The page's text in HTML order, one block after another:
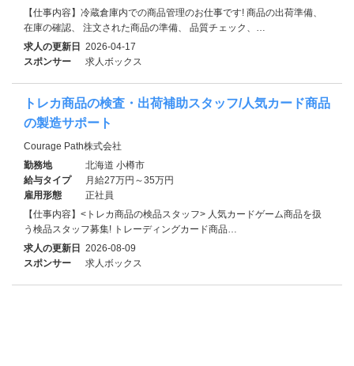
【仕事内容】冷蔵倉庫内での商品管理のお仕事です! 商品の出荷準備、
在庫の確認、 注文された商品の準備、 品質チェック、…
求人の更新日 2026-04-17
スポンサー
求人ボックス
トレカ商品の検査・出荷補助スタッフ/人気カード商品
の製造サポート
Courage Path株式会社
勤務地
北海道 小樽市
給与タイプ
月給27万円～35万円
雇用形態
正社員
【仕事内容】<トレカ商品の検品スタッフ> 人気カードゲーム商品を扱
う検品スタッフ募集! トレーディングカード商品…
求人の更新日 2026-08-09
スポンサー
求人ボックス